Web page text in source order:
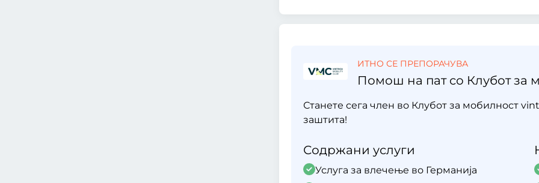
ИТНО СЕ ПРЕПОРАЧУВА
Помош на пат со Клубот за
Станете сега член во Клубот за мобилност
заштита!
Содржани услуги
Услуга за влечење во Германија